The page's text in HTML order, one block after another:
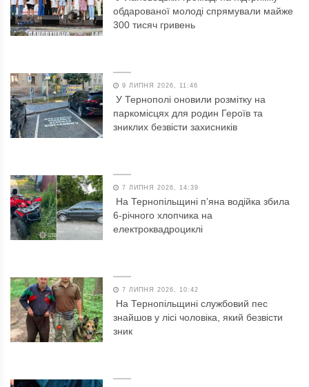
обдарованої молоді спрямували майже
300 тисяч гривень
9 ЛИПНЯ 2026, 11:46
У Тернополі оновили розмітку на
паркомісцях для родин Героїв та
зниклих безвісти захисників
7 ЛИПНЯ 2026, 14:39
На Тернопільщині п’яна водійка збила
6-річного хлопчика на
електроквадроциклі
7 ЛИПНЯ 2026, 10:42
На Тернопільщині службовий пес
знайшов у лісі чоловіка, який безвісти
зник